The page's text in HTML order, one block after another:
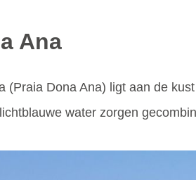
Ana
(Praia Dona Ana) ligt aan de
water zorgen